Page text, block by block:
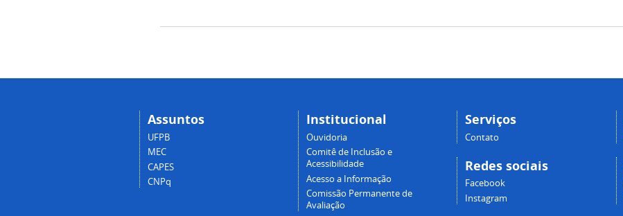
Assuntos
UFPB
MEC
CAPES
CNPq
Institucional
Ouvidoria
Comitê de Inclusão e
Acessibilidade
Acesso a Informação
Comissão Permanente de
Avaliação
Serviços
Contato
Redes sociais
Facebook
Instagram